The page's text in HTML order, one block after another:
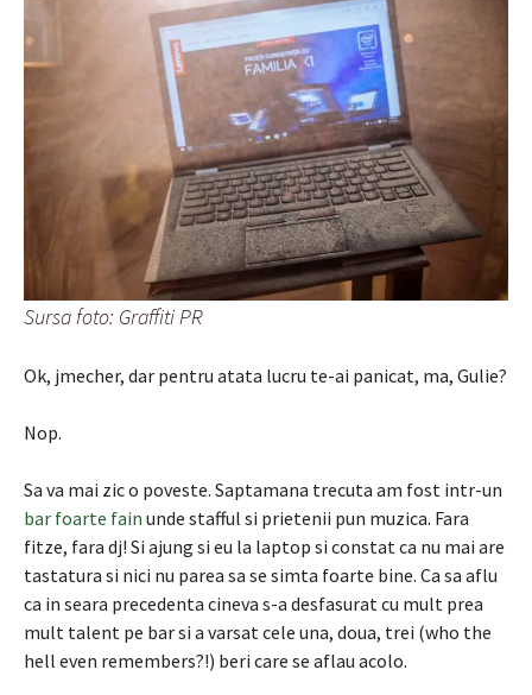
Sursa foto: Graffiti PR
Ok, jmecher, dar pentru atata lucru te-ai panicat, ma, Gulie?
Nop.
Sa va mai zic o poveste. Saptamana trecuta am fost intr-un
bar foarte fain unde stafful si prietenii pun muzica. Fara
fitze, fara dj! Si ajung si eu la laptop si constat ca nu mai are
tastatura si nici nu parea sa se simta foarte bine. Ca sa aflu
ca in seara precedenta cineva s-a desfasurat cu mult prea
mult talent pe bar si a varsat cele una, doua, trei (who the
hell even remembers?!) beri care se aflau acolo.